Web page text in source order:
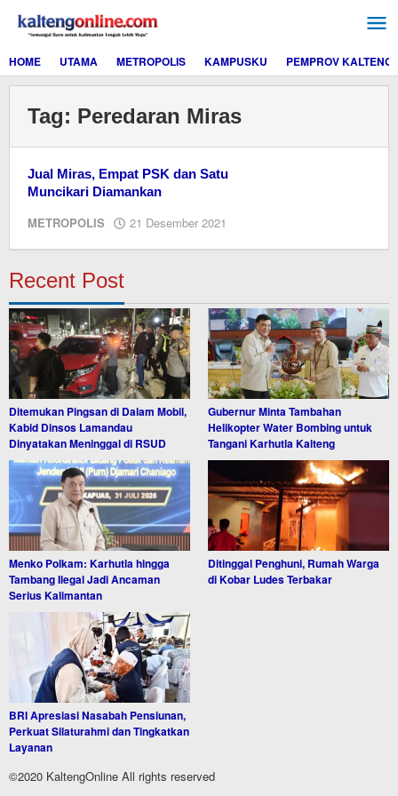
konten
HOME
UTAMA METROPOLIS KAMPUSKU PEMPROV KALTENG
Tag: Peredaran Miras
Jual Miras, Empat PSK dan Satu
Muncikari Diamankan
METROPOLIS 21 Desember 2021
kaltengonline.com
Recent Post
Ditemukan Pingsan di Dalam Mobil,
Kabid Dinsos Lamandau
Dinyatakan Meninggal di RSUD
Gubernur Minta Tambahan
Helikopter Water Bombing untuk
Tangani Karhutla Kalteng
Menko Polkam: Karhutla hingga
Tambang Ilegal Jadi Ancaman
Serius Kalimantan
Ditinggal Penghuni, Rumah Warga
di Kobar Ludes Terbakar
BRI Apresiasi Nasabah Pensiunan,
Perkuat Silaturahmi dan Tingkatkan
Layanan
©2020 KaltengOnline All rights reserved